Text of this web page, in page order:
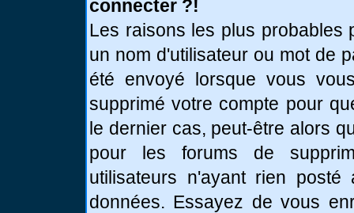
connecter ?!
Les raisons les plus probables
un nom d'utilisateur ou mot de
été envoyé lorsque vous
supprimé votre compte pour
le dernier cas, peut-être alors
pour les forums de
utilisateurs n'ayant rien
données. Essayez de vous